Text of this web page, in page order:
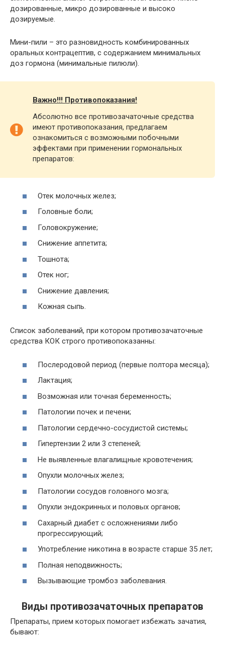
дозированные, микро дозированные и высоко
дозируемые.
Мини-пили – это разновидность комбинированных
оральных контрацептив, с содержанием минимальных
доз гормона (минимальные пилюли).
Важно!!! Противопоказания!
Абсолютно все противозачаточные средства
имеют противопоказания, предлагаем
ознакомиться с возможными побочными
эффектами при применении гормональных
препаратов:
Отек молочных желез;
Головные боли;
Головокружение;
Снижение аппетита;
Тошнота;
Отек ног;
Снижение давления;
Кожная сыпь.
Список заболеваний, при котором противозачаточные
средства КОК строго противопоказанны:
Послеродовой период (первые полтора месяца);
Лактация;
Возможная или точная беременность;
Патологии почек и печени;
Патологии сердечно-сосудистой системы;
Гипертензии 2 или 3 степеней;
Не выявленные влагалищные кровотечения;
Опухли молочных желез;
Патологии сосудов головного мозга;
Опухли эндокринных и половых органов;
Сахарный диабет с осложнениями либо
прогрессирующий;
Употребление никотина в возрасте старше 35 лет;
Полная неподвижность;
Вызывающие тромбоз заболевания.
Виды противозачаточных препаратов
Препараты, прием которых помогает избежать зачатия,
бывают: